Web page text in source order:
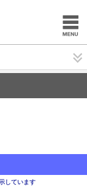
しています